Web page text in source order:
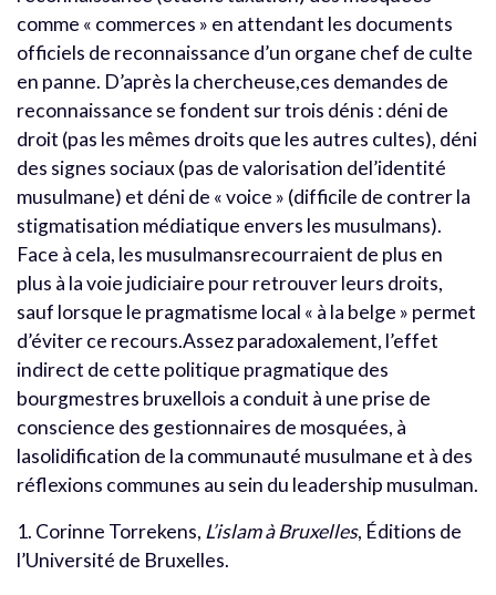
comme « commerces » en attendant les documents
officiels de reconnaissance d’un organe chef de culte
en panne. D’après la chercheuse,ces demandes de
reconnaissance se fondent sur trois dénis : déni de
droit (pas les mêmes droits que les autres cultes), déni
des signes sociaux (pas de valorisation del’identité
musulmane) et déni de « voice » (difficile de contrer la
stigmatisation médiatique envers les musulmans).
Face à cela, les musulmansrecourraient de plus en
plus à la voie judiciaire pour retrouver leurs droits,
sauf lorsque le pragmatisme local « à la belge » permet
d’éviter ce recours.Assez paradoxalement, l’effet
indirect de cette politique pragmatique des
bourgmestres bruxellois a conduit à une prise de
conscience des gestionnaires de mosquées, à
lasolidification de la communauté musulmane et à des
réflexions communes au sein du leadership musulman.
1. Corinne Torrekens, L’islam à Bruxelles, Éditions de
l’Université de Bruxelles.